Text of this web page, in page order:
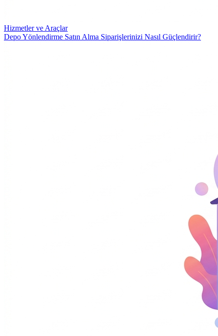
Hizmetler ve Araçlar
Depo Yönlendirme Satın Alma Siparişlerinizi Nasıl Güçlendirir?